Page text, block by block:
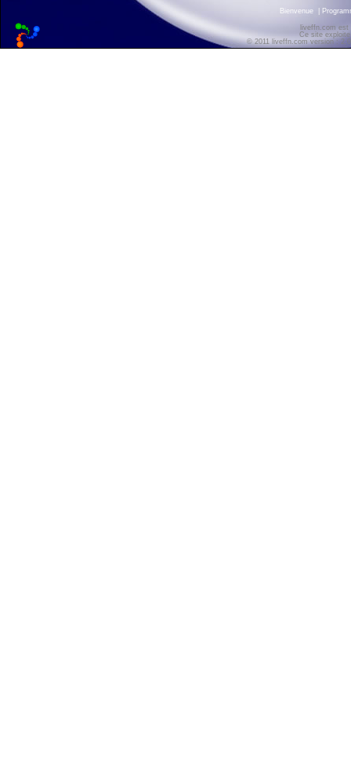
Bienvenue
liveffn.com est
Ce site
© 2011 liveffn.com version :